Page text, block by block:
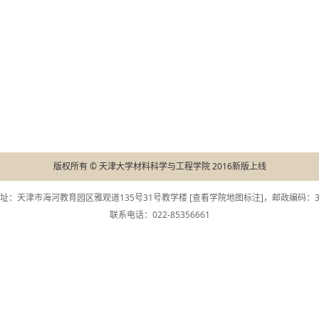
版权所有 © 天津大学材料科学与工程学院 2016新版上线
：天津市海河教育园区雅观道135号31号教学楼 [查看学院地图标注]，邮政编码：
联系电话：022-85356661